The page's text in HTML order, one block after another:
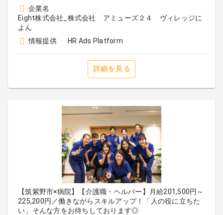
企業名
Eight株式会社_株式会社 アミューズ２４ ヴィレッジに
よん
情報提供
HR Ads Platform
詳細を見る
【筑紫野市×病院】【介護職・ヘルパー】月給201,500円～
225,200円／働きながらスキルアップ！「人の役に立ちた
い」そんな方をお待ちしております◎